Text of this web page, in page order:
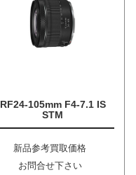
RF24-105mm F4-7.1 IS
STM
新品参考買取価格
お問合せ下さい